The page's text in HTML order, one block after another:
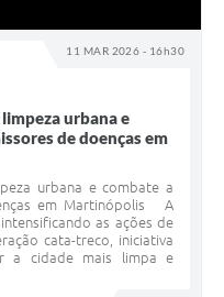
11 MAR 2026 - 16h30
urbana e
de doenças em
urbana e combate a
em Martinópolis A
as ações de
cata-treco, iniciativa
a cidade mais limpa e